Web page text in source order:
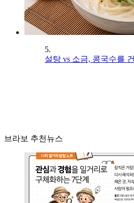
5.
설탕 vs 소금, 콩국수를
브라보 추천뉴스